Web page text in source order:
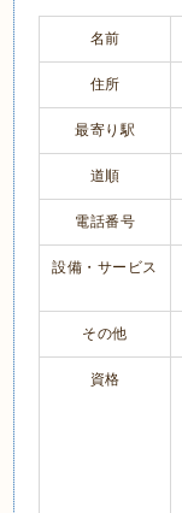
名前
住所
最寄り駅
道順
電話番号
設備・サービス
その他
資格